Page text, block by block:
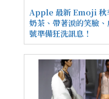
Apple 最新 Emoji 秋
奶茶、帶著淚的笑臉
號準備狂洗訊息！